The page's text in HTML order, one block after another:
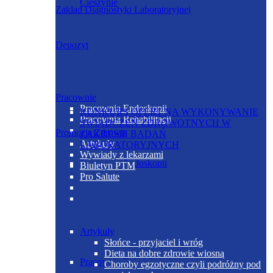
Zakład Diagnostyki Laboratoryjnej
Pracownie
Pracownia Endoskopii
Pracownia Rehabilitacji
Pracownia Endoskopii
Pracownia Rehabilitacji
Depozyt
Promocja Zdrowia
Artykuły
Wywiady z lekarzami
Biuletyn PTM
Pro Salute
Artykuły
Słońce - przyjaciel i wróg
Dieta na dobre zdrowie wiosną
Choroby egzotyczne czyli podróżny pod
Cieszynie
KONKURS OFERT NA WYKONYWANIE
ŚWIADCZEŃ ZDROWOTNYCH W
ZAKRESIE BADAŃ
LABORATORYJNYCH